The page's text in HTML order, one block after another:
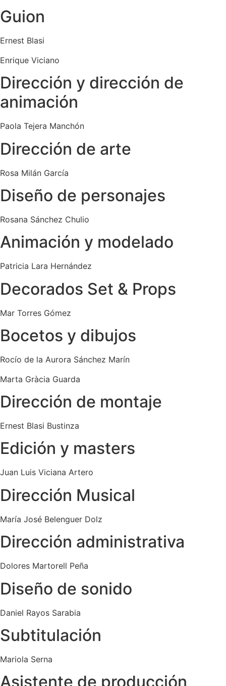
Guion
Ernest Blasi
Enrique Viciano
Dirección y dirección de
animación
Paola Tejera Manchón
Dirección de arte
Rosa Milán García
Diseño de personajes
Rosana Sánchez Chulio
Animación y modelado
Patricia Lara Hernández
Decorados Set & Props
Mar Torres Gómez
Bocetos y dibujos
Rocío de la Aurora Sánchez Marín
Marta Gràcia Guarda
Dirección de montaje
Ernest Blasi Bustinza
Edición y masters
Juan Luis Viciana Artero
Dirección Musical
María José Belenguer Dolz
Dirección administrativa
Dolores Martorell Peña
Diseño de sonido
Daniel Rayos Sarabia
Subtitulación
Mariola Serna
Asistente de producción